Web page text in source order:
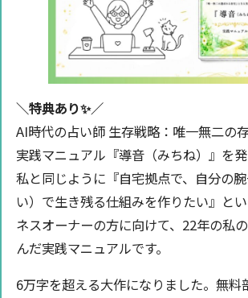
＼特典あり✨️／
AI時代の占い師 生存戦略：唯一無二の
実践マニュアル『導音（みちね）』を
私と同じように『自宅拠点で、自分の
い）で生き残る仕組みを作りたい』と
ネスオーナーの方に向けて、22年の私
んだ実践マニュアルです。
6万字を超える大作になりました。無料